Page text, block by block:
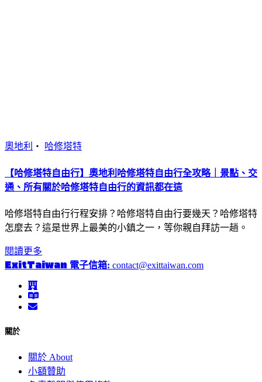
奧地利 ・ 哈修塔特
【哈修塔特自由行】奧地利哈修塔特自由行全攻略｜景點、交
通、所有關於哈修塔特自由行的資訊都在這
哈修塔特自由行行程安排？哈修塔特自由行要幾天？哈修塔特
怎麼去？這是世界上最美的小鎮之一，等你親自拜訪一趟。
閱讀更多
ExitTaiwan 電子信箱: contact@exittaiwan.com
關於
關於 About
小額贊助